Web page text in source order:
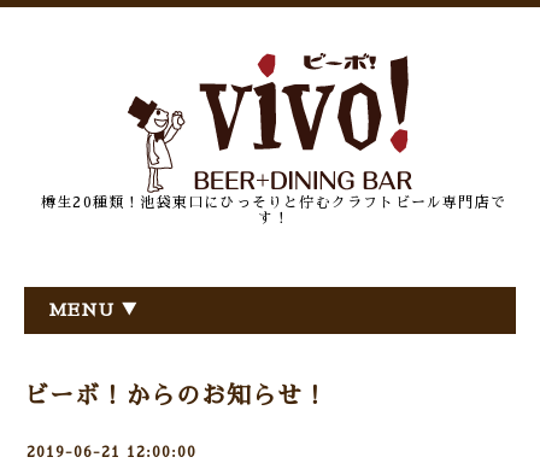
樽生20種類！池袋東口にひっそりと佇むクラフトビール専門店で
す！
MENU ▼
ビーボ！からのお知らせ！
2019-06-21 12:00:00